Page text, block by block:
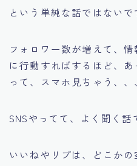
という単純な話ではないで
フォロワー数が増えて、
に行動すればするほど、
って、スマホ見ちゃう、、
SNSやってて、よく聞く話
いいねやリプは、どこか